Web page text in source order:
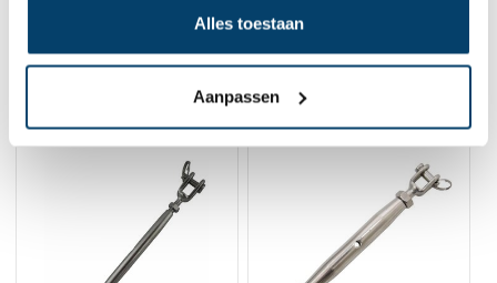
Alles toestaan
Aanpassen
Gerelateerde producten